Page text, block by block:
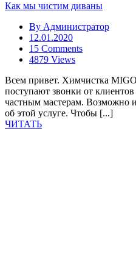
Как мы чистим диваны
By Администратор
12.01.2020
15 Comments
4879 Views
Всем привет. Химчистка
поступают звонки от
частным мастерам. Возможно
об этой услуге. Чтобы [...]
ЧИТАТЬ